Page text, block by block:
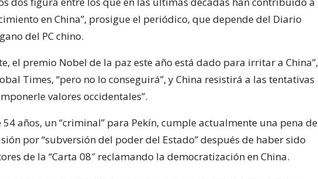
en China”, prosigue el periódico, que depende del Diario
del PC chino.
el premio Nobel de la paz este año está dado para irritar a China”,
Times, “pero no lo conseguirá”, y China resistirá a las tentativas
valores occidentales”.
54 años, un “criminal” para Pekín, cumple actualmente una pena de
por “subversión del poder del Estado” después de haber sido
de la “Carta 08″ reclamando la democratización en China.